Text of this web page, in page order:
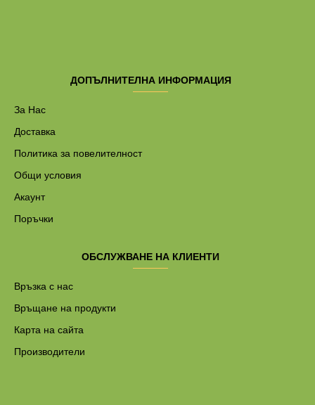
ДОПЪЛНИТЕЛНА ИНФОРМАЦИЯ
За Нас
Доставка
Политика за повелителност
Общи условия
Акаунт
Поръчки
ОБСЛУЖВАНЕ НА КЛИЕНТИ
Връзка с нас
Връщане на продукти
Карта на сайта
Производители